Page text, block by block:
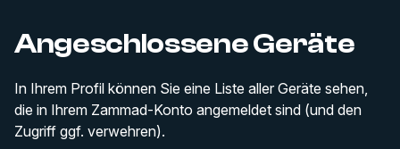
Angeschlossene Geräte
In Ihrem Profil können Sie eine Liste aller Geräte sehen,
die in Ihrem Zammad-Konto angemeldet sind (und den
Zugriff ggf. verwehren).